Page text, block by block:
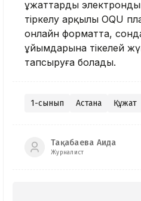
Құжаттарды
тіркелу арқылы OQU
онлайн форматта,
ұйымдарына тікелей
тапсыруға болады.
1-сынып Астана Құжат
Тақабаева Аида
Журналист